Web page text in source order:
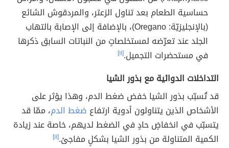
حساسية الطعام بعد تناول الزعتر، والمردقوش الشائع
(بالإنجليزيّة: Oregano)، بالإضافة إلى الإصابة بالتهاب
الجلد عند تعرّضه لمستخلصاتٍ من النباتات السابق ذكرها
في مستحضرات التجميل.[١١]
التداخلات الدوائية مع بذور الشيا
قد تُسبّب بذور الشيا خفض ضغط الدم، وهذا يؤثر على
الأشخاص الذين يتناولون أدوية ارتفاع ضغط الدم، ممّا قد
يتسبّب في انخفاضٍ حادٍ في الضغط لديهم، خاصة عند زيادة
الكمية المتناولة من بذور الشيا بشكلٍ مفاجئ.[١١]